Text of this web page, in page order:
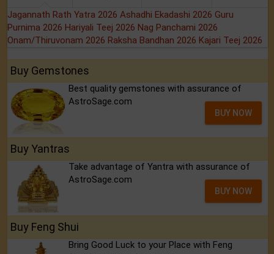
Jagannath Rath Yatra 2026 Ashadhi Ekadashi 2026 Guru
Purnima 2026 Hariyali Teej 2026 Nag Panchami 2026
Onam/Thiruvonam 2026 Raksha Bandhan 2026 Kajari Teej 2026
Buy Gemstones
Best quality gemstones with assurance of
AstroSage.com
BUY NOW
Buy Yantras
Take advantage of Yantra with assurance of
AstroSage.com
BUY NOW
Buy Feng Shui
Bring Good Luck to your Place with Feng